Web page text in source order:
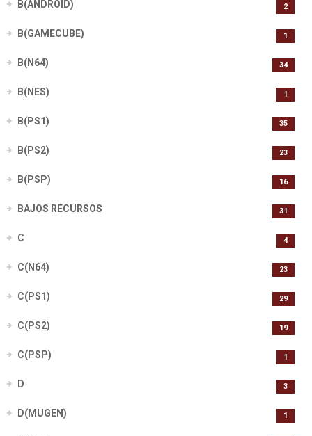
B(ANDROID) 2
B(GAMECUBE) 1
B(N64) 34
B(NES) 1
B(PS1) 35
B(PS2) 23
B(PSP) 16
BAJOS RECURSOS 31
C 4
C(N64) 23
C(PS1) 29
C(PS2) 19
C(PSP) 1
D 3
D(MUGEN) 1